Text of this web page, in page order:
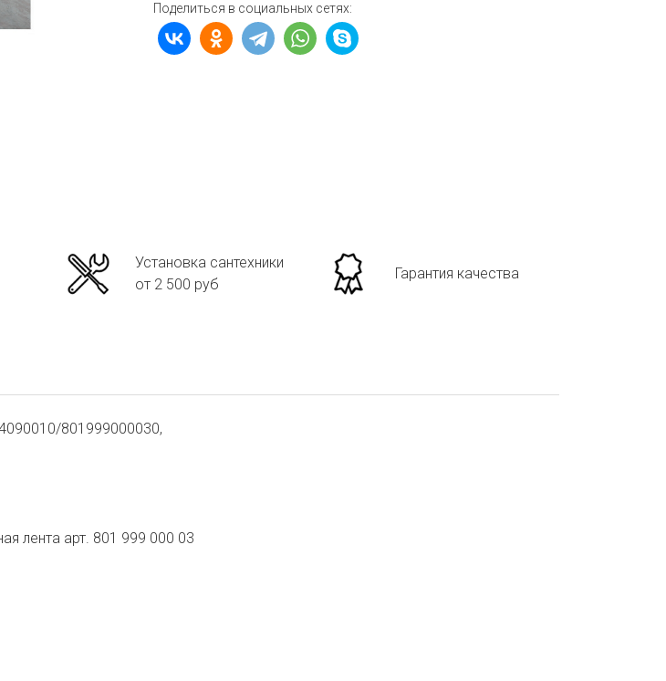
Поделиться в социальных сетях:
Установка сантехники
от 2 500 руб
Гарантия качества
801999000030,
лента арт. 801 999 000 03